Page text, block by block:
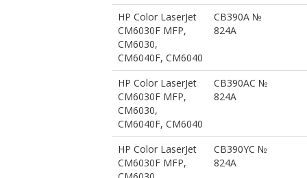
HP Color LaserJet
CM6030F MFP,
CM6030,
CM6040F, CM6040
CB390A №
824A
HP Color LaserJet
CM6030F MFP,
CM6030,
CM6040F, CM6040
CB390AC №
824A
HP Color LaserJet
CM6030F MFP,
CB390YC №
824A